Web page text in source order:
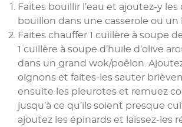
Faites bouillir l’eau et ajoutez-y les
bouillon dans une casserole ou un
Faites chauffer 1 cuillère à soupe
1 cuillère à soupe d’huile d’olive
dans un grand wok/poêlon.
oignons et faites-les sauter
ensuite les pleurotes et remuez
jusqu’à ce qu’ils soient presque
ajoutez les épinards et laissez-les